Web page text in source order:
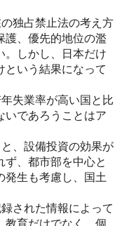
独占禁止法の考え方
護、優先的地位の濫
。しかし、日本だけ
という結果になって
失業率が高い国と比
いであろうことはア
、設備投資の効果が
ず、都市部を中心と
発生も考慮し、国土
された情報によって
教育だけでなく、個